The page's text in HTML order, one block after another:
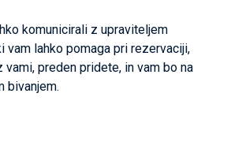
komunicirali z upraviteljem
vam lahko pomaga pri rezervaciji,
preden pridete, in vam bo na
bivanjem.